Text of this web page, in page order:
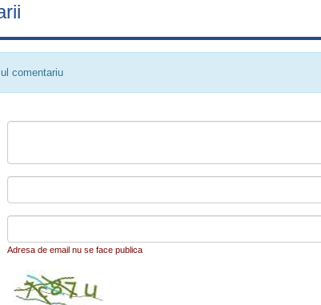
comentariu
Adresa de email nu se face publica